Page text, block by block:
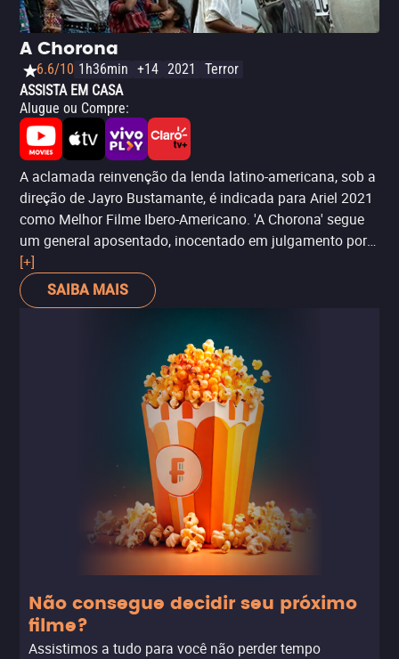
A Chorona
6.6/10 1h36min +14 2021
Terror
ASSISTA EM CASA
Alugue ou Compre:
A aclamada reinvenção da lenda latino-americana, sob a
direção de Jayro Bustamante, é indicada para Ariel 2021
como Melhor Filme Ibero-Americano. 'A Chorona' segue
um general aposentado, inocentado em julgamento por
cometer genocídio, que começa a experimentar
estranhas aparições, enquanto um empregado em sua
casa planeja fazer justiça com as próprias mãos. Por
conferir as sessões, clique no título do filme.
[+]
SAIBA MAIS
Não consegue decidir seu próximo
filme?
Assistimos a tudo para você não perder tempo